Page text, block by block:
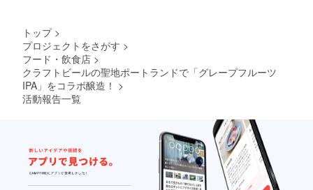
トップ >
プロジェクトをさがす >
フード・飲食店 >
クラフトビールの聖地ポートランドで「グレープフルーツ
IPA」をコラボ醸造！ >
活動報告一覧